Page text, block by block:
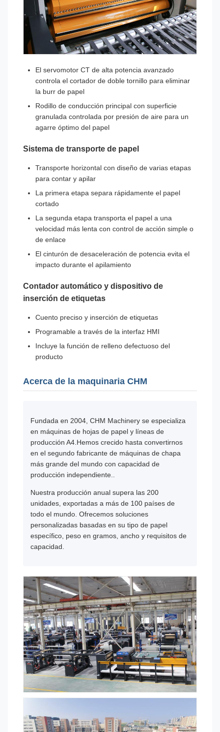
El servomotor CT de alta potencia avanzado
controla el cortador de doble tornillo para eliminar
la burr de papel
Rodillo de conducción principal con superficie
granulada controlada por presión de aire para un
agarre óptimo del papel
Sistema de transporte de papel
Transporte horizontal con diseño de varias etapas
para contar y apilar
La primera etapa separa rápidamente el papel
cortado
La segunda etapa transporta el papel a una
velocidad más lenta con control de acción simple o
de enlace
El cinturón de desaceleración de potencia evita el
impacto durante el apilamiento
Contador automático y dispositivo de
inserción de etiquetas
Cuento preciso y inserción de etiquetas
Programable a través de la interfaz HMI
Incluye la función de relleno defectuoso del
producto
Acerca de la maquinaria CHM
Fundada en 2004, CHM Machinery se especializa
en máquinas de hojas de papel y líneas de
producción A4.Hemos crecido hasta convertirnos
en el segundo fabricante de máquinas de chapa
más grande del mundo con capacidad de
producción independiente..
Nuestra producción anual supera las 200
unidades, exportadas a más de 100 países de
todo el mundo. Ofrecemos soluciones
personalizadas basadas en su tipo de papel
específico, peso en gramos, ancho y requisitos de
capacidad.